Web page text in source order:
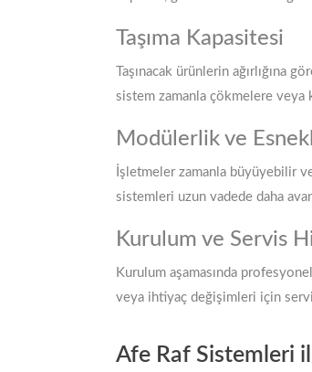
Taşıma Kapasitesi
Taşınacak ürünlerin ağırlığına
sistem zamanla çökmelere veya
Modülerlik ve
İşletmeler zamanla büyüyebilir
sistemleri uzun vadede daha
Kurulum ve Servis
Kurulum aşamasında
veya ihtiyaç değişimleri için
Afe Raf Sistemleri